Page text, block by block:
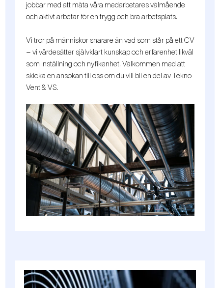
jobbar med att mäta våra medarbetares välmående
och aktivt arbetar för en trygg och bra arbetsplats.
Vi tror på människor snarare än vad som står på ett CV
– vi värdesätter självklart kunskap och erfarenhet likväl
som inställning och nyfikenhet. Välkommen med att
skicka en ansökan till oss om du vill bli en del av Tekno
Vent & VS.